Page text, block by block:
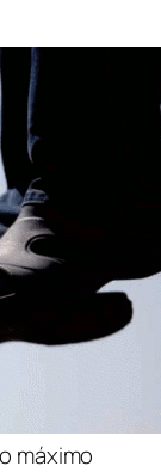
máximo